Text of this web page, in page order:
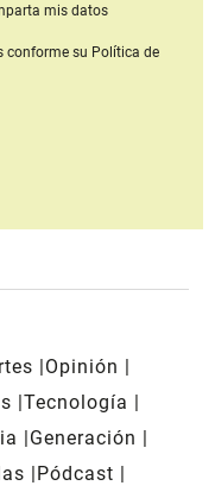
mis datos
conforme su Política de
Opinión
Tecnología
Generación
Pódcast